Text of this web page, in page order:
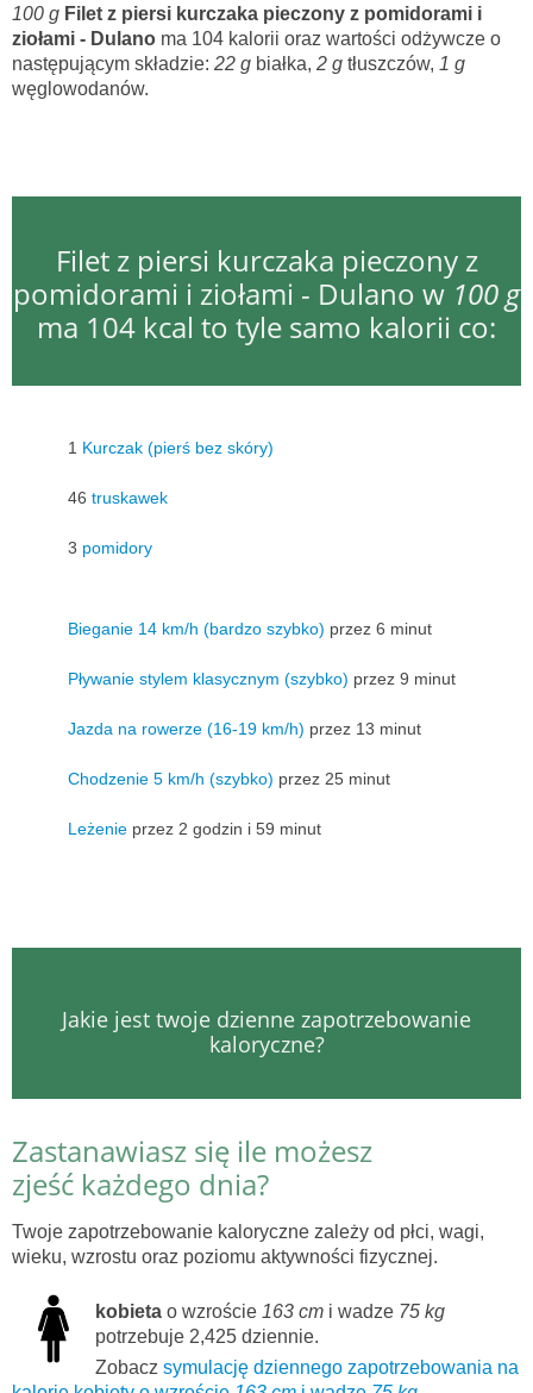
100 g Filet z piersi kurczaka pieczony z pomidorami i
ziołami - Dulano ma 104 kalorii oraz wartości odżywcze o
następującym składzie: 22 g białka, 2 g tłuszczów, 1 g
węglowodanów.
Filet z piersi kurczaka pieczony z
pomidorami i ziołami - Dulano w 100 g
ma 104 kcal to tyle samo kalorii co:
1 Kurczak (pierś bez skóry)
46 truskawek
3 pomidory
Bieganie 14 km/h (bardzo szybko) przez 6 minut
Pływanie stylem klasycznym (szybko) przez 9 minut
Jazda na rowerze (16-19 km/h) przez 13 minut
Chodzenie 5 km/h (szybko) przez 25 minut
Leżenie przez 2 godzin i 59 minut
Jakie jest twoje dzienne zapotrzebowanie
kaloryczne?
Zastanawiasz się ile możesz
zjeść każdego dnia?
Twoje zapotrzebowanie kaloryczne zależy od płci, wagi,
wieku, wzrostu oraz poziomu aktywności fizycznej.
kobieta o wzroście 163 cm i wadze 75 kg
potrzebuje 2,425 dziennie.
Zobacz symulację dziennego zapotrzebowania na